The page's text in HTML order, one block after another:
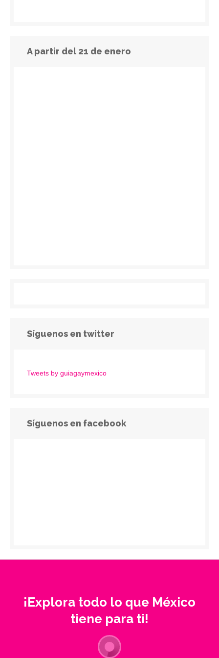
A partir del 21 de enero
Síguenos en twitter
Tweets by guiagaymexico
Síguenos en facebook
¡Explora todo lo que México
tiene para ti!